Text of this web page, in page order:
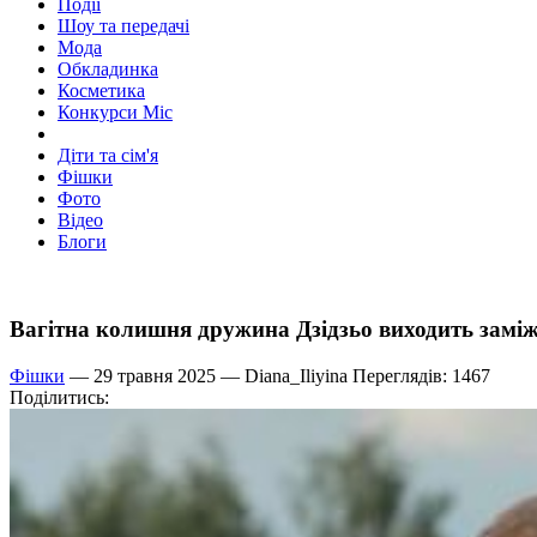
Події
Шоу та передачі
Мода
Обкладинка
Косметика
Конкурси Міс
Діти та сім'я
Фішки
Фото
Відео
Блоги
Вагітна колишня дружина Дзідзьо виходить
Фішки — 29 травня 2025 — Diana_Iliyina Переглядів: 1467
Поділитись: